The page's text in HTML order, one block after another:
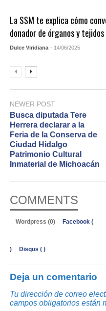
La SSM te explica cómo
donador de órganos y tejidos
Dulce Viridiana - 14/06/2025
NEWER POST
Busca diputada Tere
Herrera declarar a la
Feria de la Conserva de
Ciudad Hidalgo
Patrimonio Cultural
Inmaterial de Michoacán
COMMENTS
Wordpress (0) Facebook (
) Disqus ( )
Deja un comentario
Tu dirección de correo
campos obligatorios están